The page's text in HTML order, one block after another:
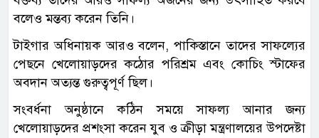
বলেও মন্তব্য করেন তিনি।
টাইগার অধিনায়ক আরও বলেন, পাকিস্তানে তাদের সাফল্যের
পেছনে খেলোয়াড়দের কঠোর পরিশ্রম এবং কোচিং স্টাফের
অবদান অত্যন্ত গুরুত্বপূর্ণ ছিল।
সংবর্ধনা অনুষ্ঠানে কঠিন সময়ে সাফল্য আনার জন্য
খেলোয়াড়দের প্রশংসা করেন যুব ও ক্রীড়া মন্ত্রণালয়ের উপদেষ্টা